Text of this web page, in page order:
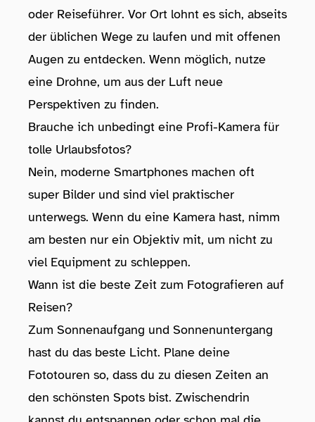
oder Reiseführer. Vor Ort lohnt es sich, abseits
der üblichen Wege zu laufen und mit offenen
Augen zu entdecken. Wenn möglich, nutze
eine Drohne, um aus der Luft neue
Perspektiven zu finden.
Brauche ich unbedingt eine Profi-Kamera für
tolle Urlaubsfotos?
Nein, moderne Smartphones machen oft
super Bilder und sind viel praktischer
unterwegs. Wenn du eine Kamera hast, nimm
am besten nur ein Objektiv mit, um nicht zu
viel Equipment zu schleppen.
Wann ist die beste Zeit zum Fotografieren auf
Reisen?
Zum Sonnenaufgang und Sonnenuntergang
hast du das beste Licht. Plane deine
Fototouren so, dass du zu diesen Zeiten an
den schönsten Spots bist. Zwischendrin